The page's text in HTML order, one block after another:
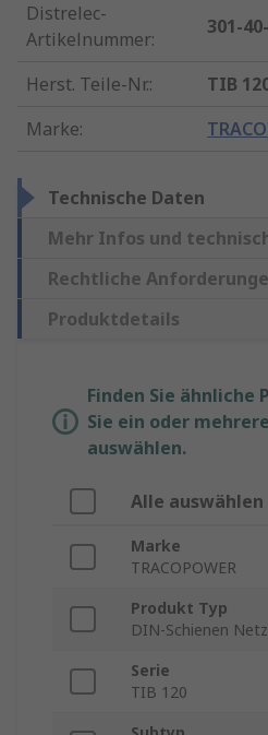
Distrelec-
Artikelnummer:
301-
Herst. Teile-Nr.:
TIB
Marke:
Technische Daten
Mehr Infos und
Rechtliche
Produktdetails
Finden Sie ähnliche
Sie ein oder
auswählen.
Alle auswählen
Marke
TRACOPOWER
Produkt Typ
DIN-Schienen
Serie
TIB 120